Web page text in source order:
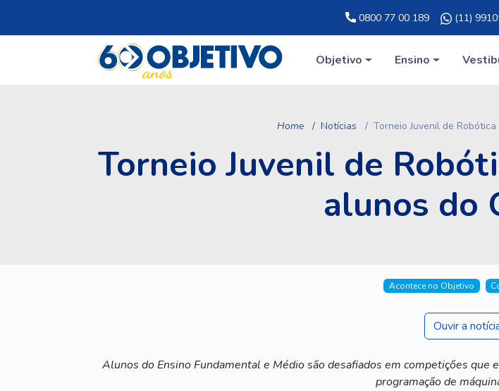
0800 77 00 189 (11)
Objetivo Ensino
Home Notícias Torneio Juvenil de
Torneio Juvenil de
alunos do
Acontece no Objetivo
Ouvir a
Alunos do Ensino Fundamental e Médio são desafiados em competições
programação de